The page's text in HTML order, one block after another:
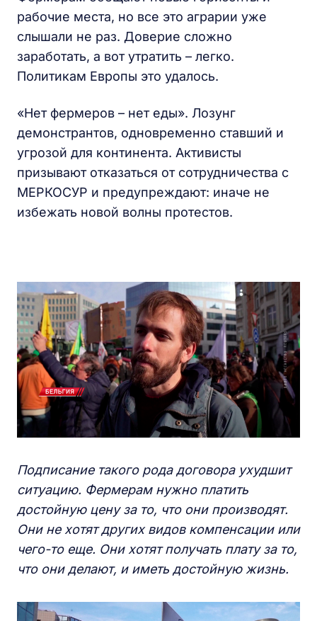
рабочие места, но все это аграрии уже
слышали не раз. Доверие сложно
заработать, а вот утратить – легко.
Политикам Европы это удалось.
«Нет фермеров – нет еды». Лозунг
демонстрантов, одновременно ставший и
угрозой для континента. Активисты
призывают отказаться от сотрудничества с
МЕРКОСУР и предупреждают: иначе не
избежать новой волны протестов.
Подписание такого рода договора ухудшит
ситуацию. Фермерам нужно платить
достойную цену за то, что они производят.
Они не хотят других видов компенсации или
чего-то еще. Они хотят получать плату за то,
что они делают, и иметь достойную жизнь.